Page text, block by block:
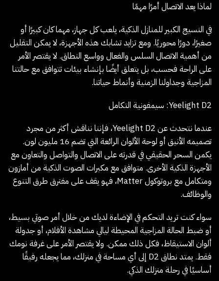
لماذا يعد الاتصال أمرًا مهمًا
في النسيج الكبير للمنازل الذكية، يلعب كل جهاز، مهما كان كبيرًا أو
صغيرًا، دورًا محوريًا. ومع تزايد تشابك هذه الأجهزة، لا يمكن التقليل
من أهمية الاتصال السلس والفعال وواسع النطاق. لا يقتصر الأمر
على الراحة فحسب، بل يتعلق أيضًا بإنشاء بيئات تتوافق مع حالتنا
المزاجية وجداولنا الزمنية وأنماط حياتنا.
Yeelight D2: سيمفونية التكامل
عندما نتحدث عن Yeelight D2، فإننا نناقش أكثر من مجرد
تصميمه الأنيق أو لوحة الألوان الرائعة التي تضم 16 مليون لون.
يكمن السحر الحقيقي في قدرته على الاتصال والتواصل والتعاون مع
الأجهزة الذكية الأخرى. متوافق مع مكبرات الصوت الذكية من أمازون
ومتكامل مع بروتوكول Matter، فهو يقف على مفترق طرق التنوع
والوظائف.
سواء كنت تريد التحكم في الإضاءة لديك من خلال أمر صوتي بسيط،
أو ضبط الحالة المزاجية المحيطة ليالي مشاهدة الأفلام، أو جدولة
ألوان الاستيقاظ، فكل ذلك ممكن. ولا يقتصر الأمر على غرفة نومك
فقط. يمتد نطاق D2 إلى أي مساحة في منزلك، مما يجعله رفيقًا
أساسيًا في رحلة منزلك الذكي.